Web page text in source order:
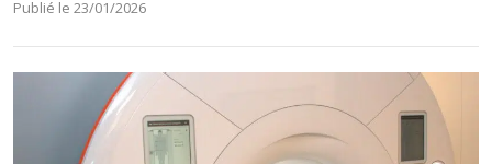
Publié le 23/01/2026